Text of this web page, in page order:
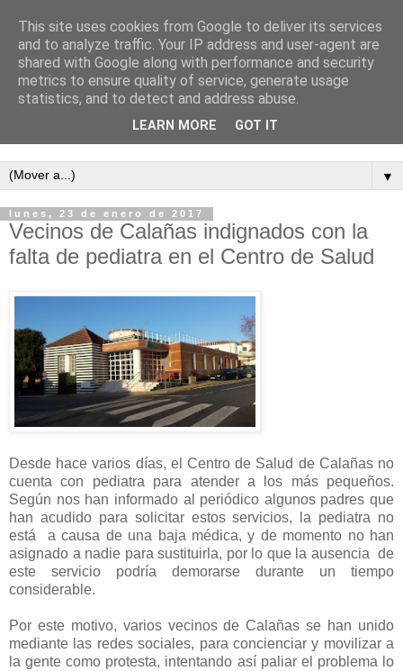
Semanario independiente de Calañas
▼
lunes, 23 de enero de 2017
Vecinos de Calañas indignados con la
falta de pediatra en el Centro de Salud
Desde hace varios días, el Centro de Salud de Calañas no
cuenta con pediatra para atender a los más pequeños.
Según nos han informado al periódico algunos padres que
han acudido para solicitar estos servicios, la pediatra no
está a causa de una baja médica, y de momento no han
asignado a nadie para sustituirla, por lo que la ausencia de
este servicio podría demorarse durante un tiempo
considerable.
Por este motivo, varios vecinos de Calañas se han unido
mediante las redes sociales, para concienciar y movilizar a
la gente como protesta, intentando así paliar el problema lo
This site uses cookies from Google to deliver its services
and to analyze traffic. Your IP address and user-agent are
shared with Google along with performance and security
metrics to ensure quality of service, generate usage
statistics, and to detect and address abuse.
LEARN MORE GOT IT